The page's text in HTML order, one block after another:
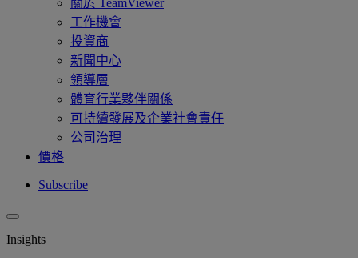
關於 TeamViewer
工作機會
投資商
新聞中心
領導層
體育行業夥伴關係
可持續發展及企業社會責任
公司治理
價格
Subscribe
Insights